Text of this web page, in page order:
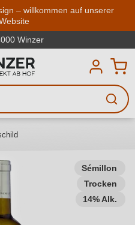
Zum Hauptinhalt springen
– willkommen auf unserer
Winzer
Sémillon
Trocken
14% Alk.
eingeben
welchen Wein
Geschmack,
oder anderen